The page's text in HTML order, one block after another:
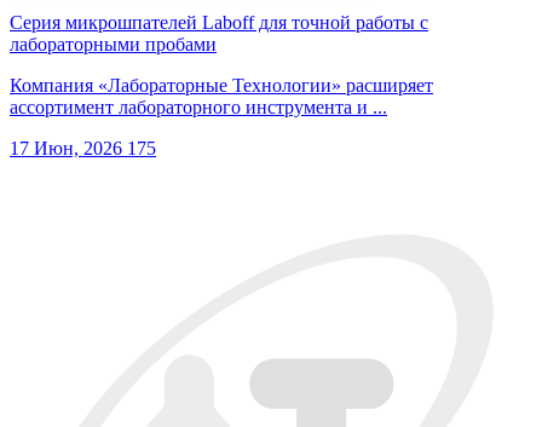
Серия микрошпателей Laboff для точной работы с
лабораторными пробами
Компания «Лабораторные Технологии» расширяет
ассортимент лабораторного инструмента и ...
17 Июн, 2026 175